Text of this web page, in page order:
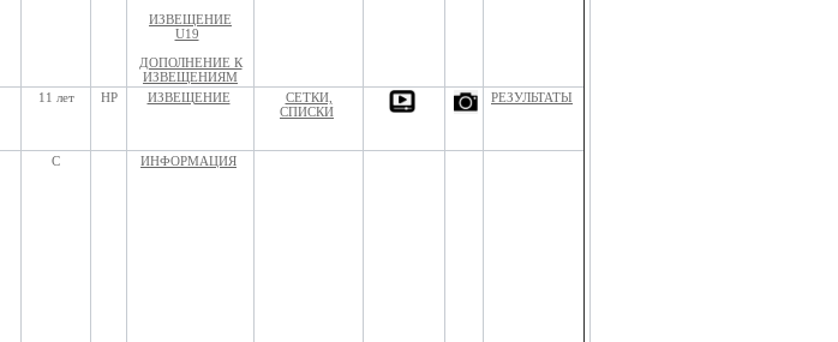
ИЗВЕЩЕНИЕ
U19
ДОПОЛНЕНИЕ К
ИЗВЕЩЕНИЯМ
11 лет НР ИЗВЕЩЕНИЕ
СЕТКИ,
СПИСКИ
РЕЗУЛЬТАТЫ
С ИНФОРМАЦИЯ